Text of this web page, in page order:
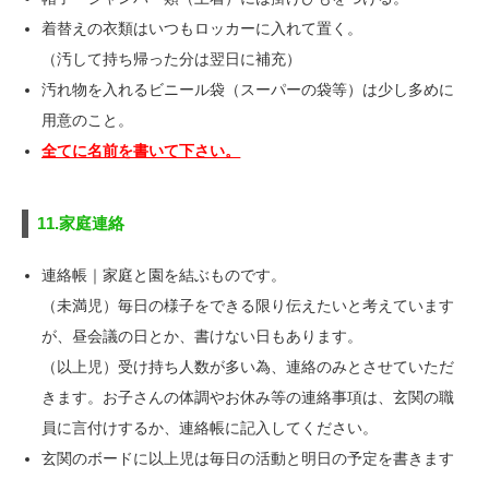
着替えの衣類はいつもロッカーに入れて置く。
（汚して持ち帰った分は翌日に補充）
汚れ物を入れるビニール袋（スーパーの袋等）は少し多めに
用意のこと。
全てに名前を書いて下さい。
11.家庭連絡
連絡帳｜家庭と園を結ぶものです。
（未満児）毎日の様子をできる限り伝えたいと考えています
が、昼会議の日とか、書けない日もあります。
（以上児）受け持ち人数が多い為、連絡のみとさせていただ
きます。お子さんの体調やお休み等の連絡事項は、玄関の職
員に言付けするか、連絡帳に記入してください。
玄関のボードに以上児は毎日の活動と明日の予定を書きます